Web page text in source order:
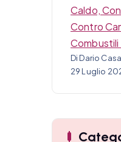
Caldo,
Contro
Combustili
Di Dario
29 Luglio